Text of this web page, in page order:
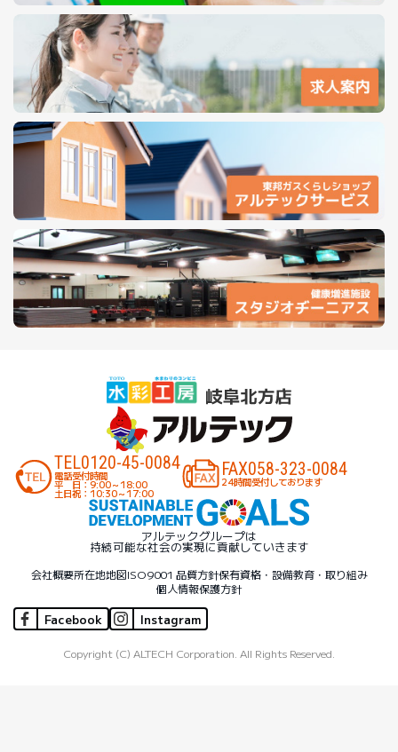
TEL0120-45-0084
電話受付時間
平 日：9:00～18:00
土日祝：10:30～17:00
FAX058-323-0084
24時間受付しております
アルテックグループは
持続可能な社会の実現に貢献していきます
会社概要所在地地図ISO9001 品質方針保有資格・設備教育・取り組み
個人情報保護方針
Facebook Instagram
Copyright (C) ALTECH Corporation. All Rights Reserved.